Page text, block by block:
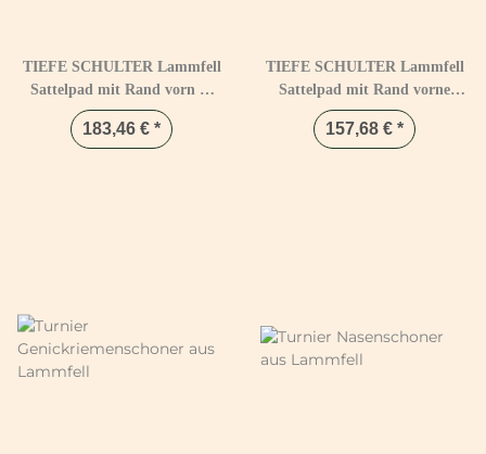
TIEFE SCHULTER Lammfell
Sattelpad mit Rand vorn &
hinten
183,46 € *
TIEFE SCHULTER Lammfell
Sattelpad mit Rand vorne
Schwarz & Natur
157,68 € *